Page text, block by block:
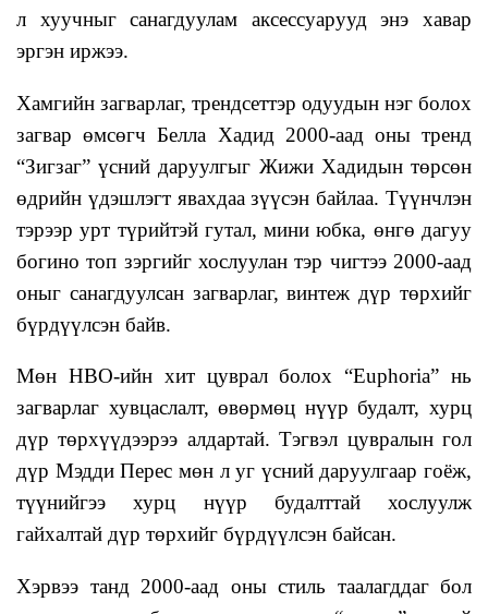
л хуучныг санагдуулам аксессуарууд энэ хавар
эргэн иржээ.
Хамгийн загварлаг, трендсеттэр одуудын нэг болох
загвар өмсөгч Белла Хадид 2000-аад оны тренд
“Зигзаг” үсний даруулгыг Жижи Хадидын төрсөн
өдрийн үдэшлэгт явахдаа зүүсэн байлаа. Түүнчлэн
тэрээр урт түрийтэй гутал, мини юбка, өнгө дагуу
богино топ зэргийг хослуулан тэр чигтээ 2000-аад
оныг санагдуулсан загварлаг, винтеж дүр төрхийг
бүрдүүлсэн байв.
Мөн HBO-ийн хит цуврал болох “Еuphoria” нь
загварлаг хувцаслалт, өвөрмөц нүүр будалт, хурц
дүр төрхүүдээрээ алдартай. Тэгвэл цувралын гол
дүр Мэдди Перес мөн л уг үсний даруулгаар гоёж,
түүнийгээ хурц нүүр будалттай хослуулж
гайхалтай дүр төрхийг бүрдүүлсэн байсан.
Хэрвээ танд 2000-аад оны стиль таалагддаг бол